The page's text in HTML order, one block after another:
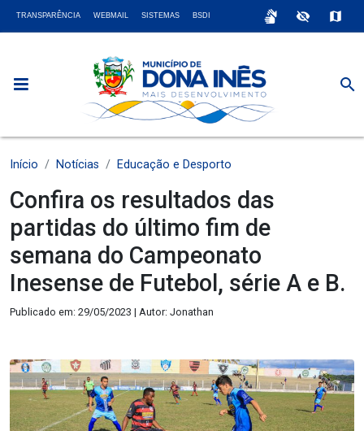
TRANSPARÊNCIA WEBMAIL SISTEMAS BSDI sign_language visibility_off map
search
Início Notícias Educação e Desporto
Confira os resultados das
partidas do último fim de
semana do Campeonato
Inesense de Futebol, série A e B.
Publicado em: 29/05/2023 | Autor: Jonathan